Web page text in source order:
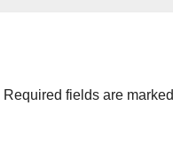
Required fields are marked